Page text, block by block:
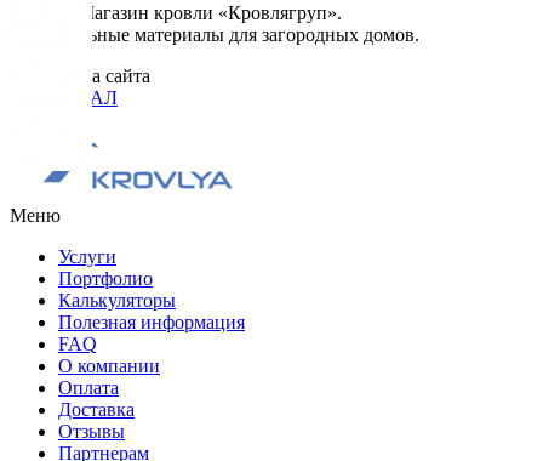
© 2026. Магазин кровли «Кровлягруп».
Строительные материалы для загородных домов.
Разработка сайта
ОРИГИНАЛ
Меню
Услуги
Портфолио
Калькуляторы
Полезная информация
FAQ
О компании
Оплата
Доставка
Отзывы
Партнерам